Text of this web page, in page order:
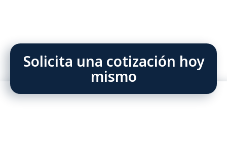
Solicita una cotización hoy
mismo